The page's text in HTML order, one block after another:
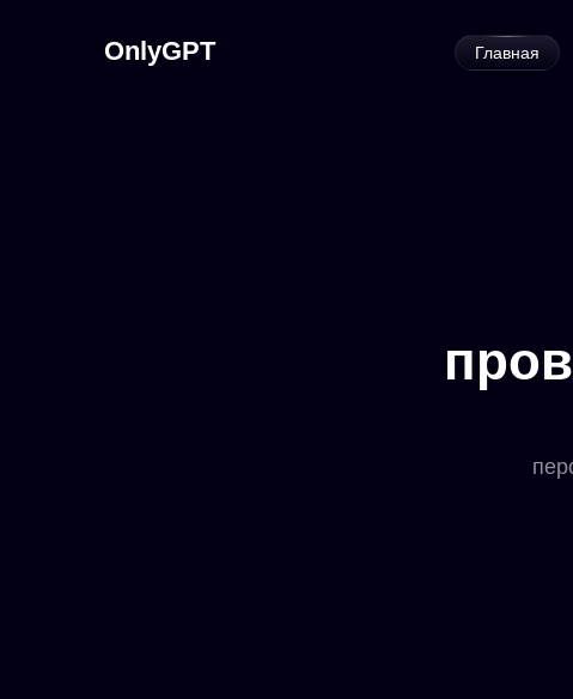
OnlyGPT Главная